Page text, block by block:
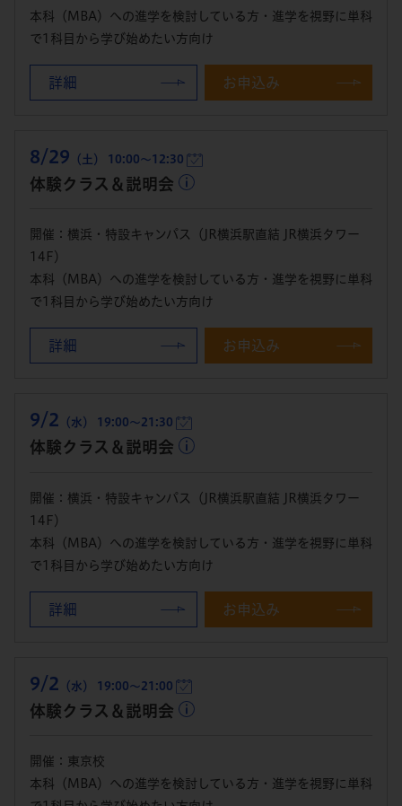
本科（MBA）への進学を検討している方・進学を視野に単科
で1科目から学び始めたい方向け
詳細 お申込み
8/29 （土） 10:00～12:30
体験クラス＆説明会
開催：横浜・特設キャンパス（JR横浜駅直結 JR横浜タワー
14F）
本科（MBA）への進学を検討している方・進学を視野に単科
で1科目から学び始めたい方向け
詳細 お申込み
9/2 （水） 19:00～21:30
体験クラス＆説明会
開催：横浜・特設キャンパス（JR横浜駅直結 JR横浜タワー
14F）
本科（MBA）への進学を検討している方・進学を視野に単科
で1科目から学び始めたい方向け
詳細 お申込み
9/2 （水） 19:00～21:00
体験クラス＆説明会
開催：東京校
本科（MBA）への進学を検討している方・進学を視野に単科